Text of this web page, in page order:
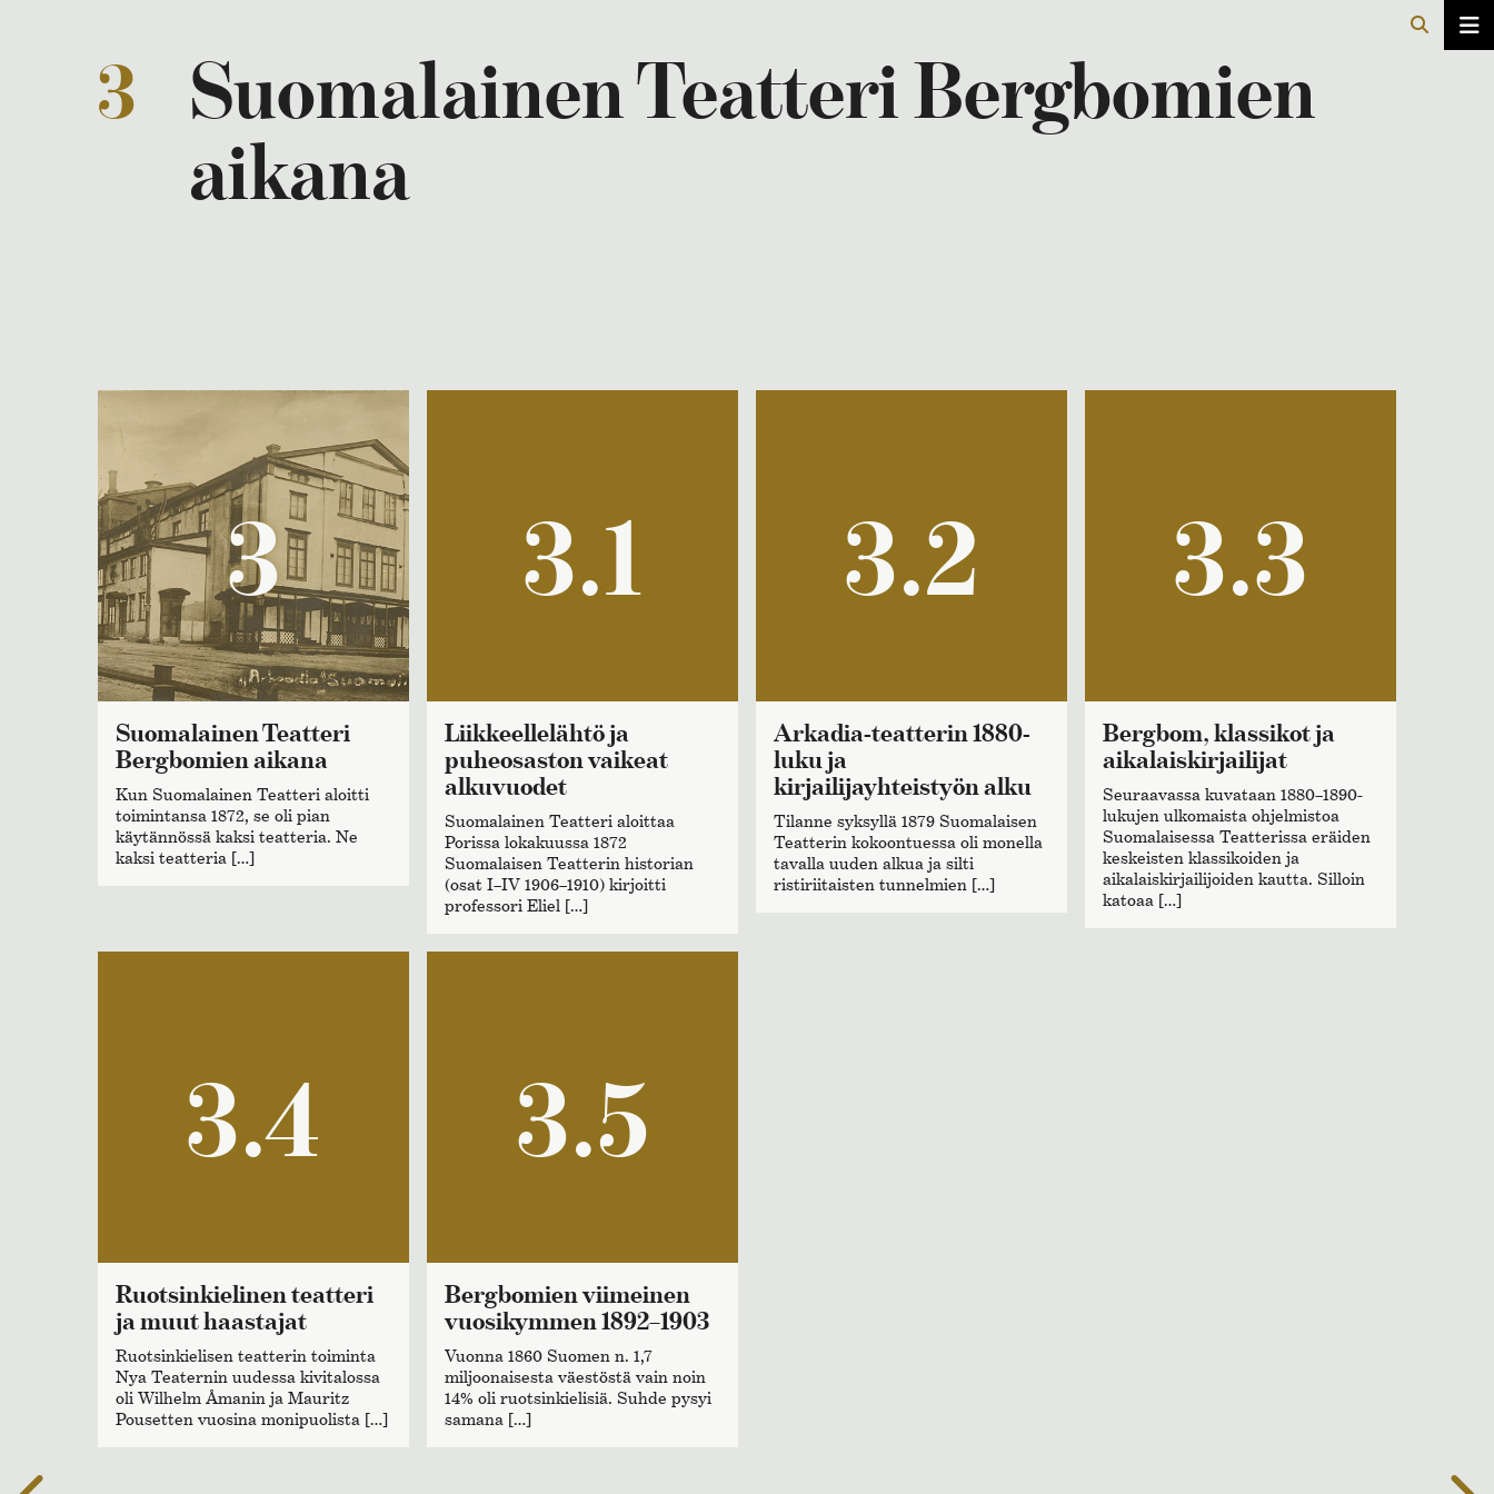
3
Suomalainen Teatteri Bergbomien
aikana
3
Suomalainen Teatteri
Bergbomien aikana
Kun Suomalainen Teatteri aloitti
toimintansa 1872, se oli pian
käytännössä kaksi teatteria. Ne
kaksi teatteria […]
3.1
Liikkeellelähtö ja
puheosaston vaikeat
alkuvuodet
Suomalainen Teatteri aloittaa
Porissa lokakuussa 1872
Suomalaisen Teatterin historian
(osat I–IV 1906–1910) kirjoitti
professori Eliel […]
3.2
Arkadia-teatterin 1880-
luku ja
kirjailijayhteistyön alku
Tilanne syksyllä 1879 Suomalaisen
Teatterin kokoontuessa oli monella
tavalla uuden alkua ja silti
ristiriitaisten tunnelmien […]
3.3
Bergbom, klassikot ja
aikalaiskirjailijat
Seuraavassa kuvataan 1880–1890-
lukujen ulkomaista ohjelmistoa
Suomalaisessa Teatterissa eräiden
keskeisten klassikoiden ja
aikalaiskirjailijoiden kautta. Silloin
katoaa […]
3.4
Ruotsinkielinen teatteri
ja muut haastajat
Ruotsinkielisen teatterin toiminta
Nya Teaternin uudessa kivitalossa
oli Wilhelm Åmanin ja Mauritz
Pousetten vuosina monipuolista […]
3.5
Bergbomien viimeinen
vuosikymmen 1892–1903
Vuonna 1860 Suomen n. 1,7
miljoonaisesta väestöstä vain noin
14% oli ruotsinkielisiä. Suhde pysyi
samana […]